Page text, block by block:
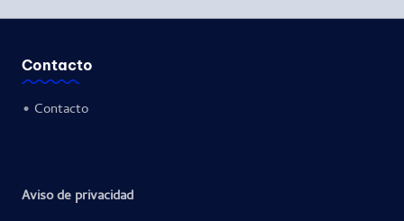
Contacto
• Contacto
Aviso de privacidad